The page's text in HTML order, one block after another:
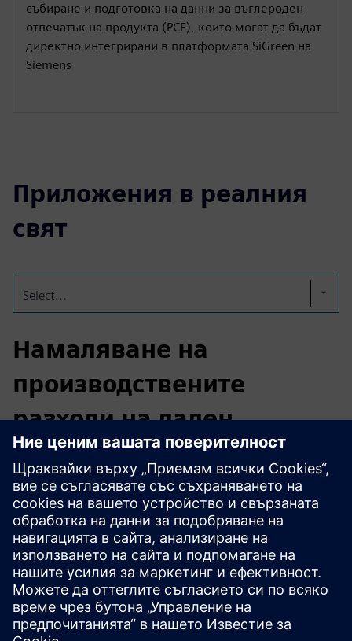
събиране и подготовка на данни за въглероден
отпечатък на продукта (PCF), които могат да бъдат
директно интегрирани в платформата SiGreen на
Siemens
Приложения в реалния
свят
Select...
Намаляване на
производствените
разходи на даден
продукт
Приложението HEITEC Energy App се справя с
предизвикателствата в областта на енергетиката и ESG
в храните и напитките чрез оптимизиране на
потреблението, намаляване на разходите и
повишаване на устойчивостта. Той интегрира сензори,
позволява бърза настройка на QR и защитава PCF/CSRD
данни. Готов за ISO 50001, той записва използването
близо до машината и създава отчети по DIN EN 16247